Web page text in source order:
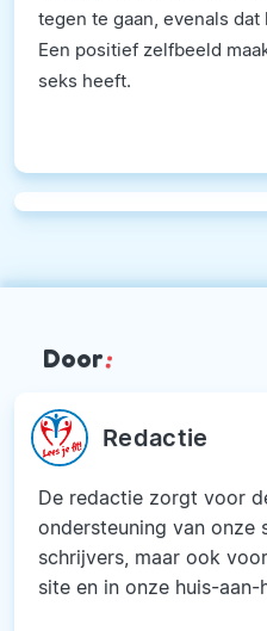
tegen te gaan, evenals
Een positief zelfbeeld
seks heeft.
Door:
Redactie
De redactie zorgt voor
ondersteuning van onze
schrijvers, maar ook
site en in onze huis-aan-